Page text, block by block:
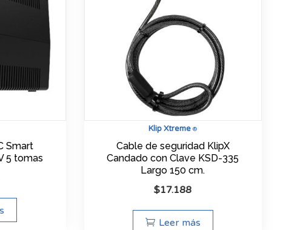
Smart
5 tomas
Klip Xtreme ®
Cable de seguridad KlipX
Candado con Clave KSD-335
Largo 150 cm.
$17.188
Leer más